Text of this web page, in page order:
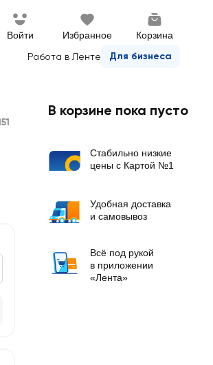
Войти Избранное Корзина
Работа в Ленте Для бизнеса
В корзине пока пусто
Стабильно низкие
цены с Картой №1
Удобная доставка
и самовывоз
Всё под рукой
в приложении
«Лента»